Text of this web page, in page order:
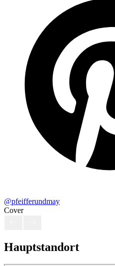
@pfeifferundmay
Cover
Hauptstandort